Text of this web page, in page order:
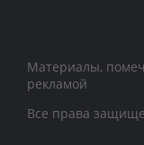
Материалы,
рекламой
Все права